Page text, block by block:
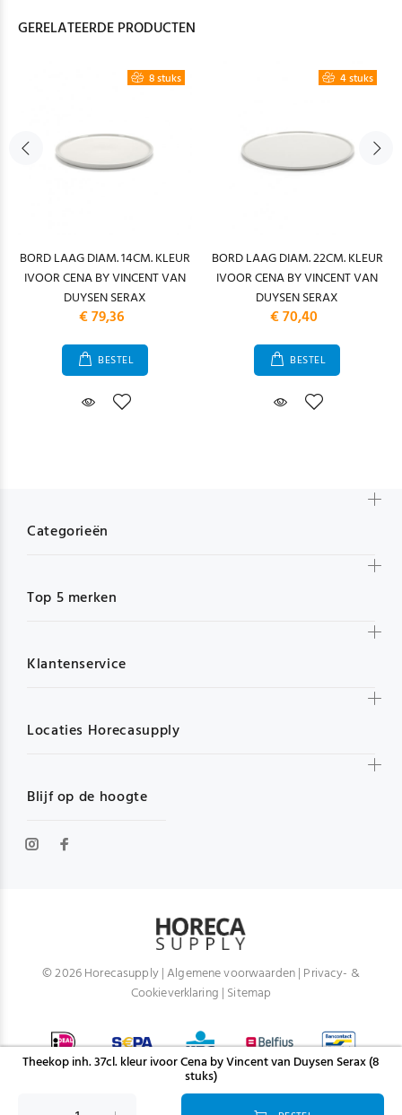
GERELATEERDE PRODUCTEN
8 stuks
BORD LAAG DIAM. 14CM. KLEUR
IVOOR CENA BY VINCENT VAN
DUYSEN SERAX
€ 79,36
BESTEL
4 stuks
BORD LAAG DIAM. 22CM. KLEUR
IVOOR CENA BY VINCENT VAN
DUYSEN SERAX
€ 70,40
BESTEL
Theekop inh. 37cl. kleur ivoor Cena by Vincent van Duysen Serax (8
stuks)
Blijf op de hoogte
Categorieën
Top 5 merken
Klantenservice
Locaties Horecasupply
© 2026 Horecasupply |Algemene voorwaarden| Privacy- &
Cookieverklaring | Sitemap